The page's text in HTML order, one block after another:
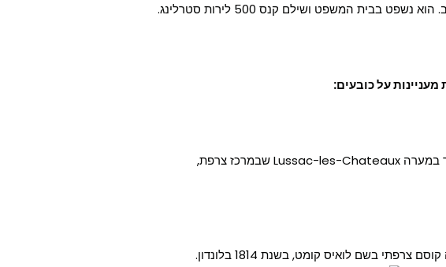
המשפט ושילם קנס 500 לירות סטרלינג.
על כובעים:
התיעוד הקדום ביותר של כובע הוא בציור במערה Lussac-les-Chateaux שבמרכז צרפת,
בשם לואיס קומט, בשנת 1814 בלונדון.